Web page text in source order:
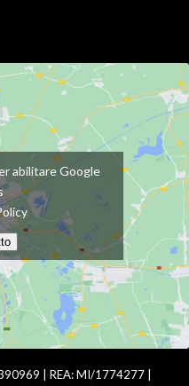
abilitare Google
| REA: MI/1774277 |